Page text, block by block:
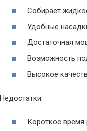
Собирает
Удобные
Достаточная
Возможность
Высокое
Недостатки:
Короткое время